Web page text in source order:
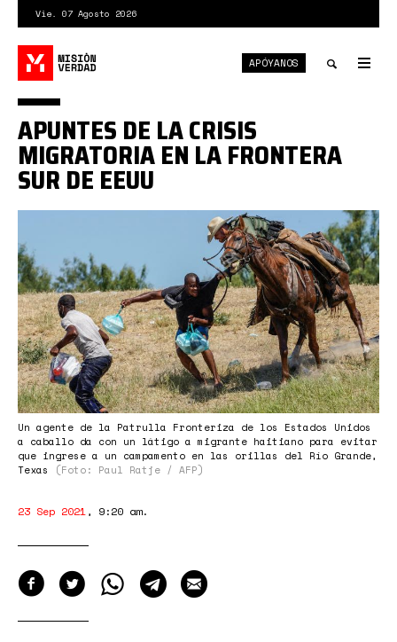
contenido
principal
Vie. 07 Agosto 2026
APÓYANOS
Un agente de la Patrulla Fronteriza de los Estados Unidos
a caballo da con un látigo a migrante haitiano para evitar
que ingrese a un campamento en las orillas del Río Grande,
Texas
(Foto: Paul Ratje / AFP)
APUNTES DE LA CRISIS
MIGRATORIA EN LA FRONTERA
SUR DE EEUU
23 Sep 2021, 9:20 am.